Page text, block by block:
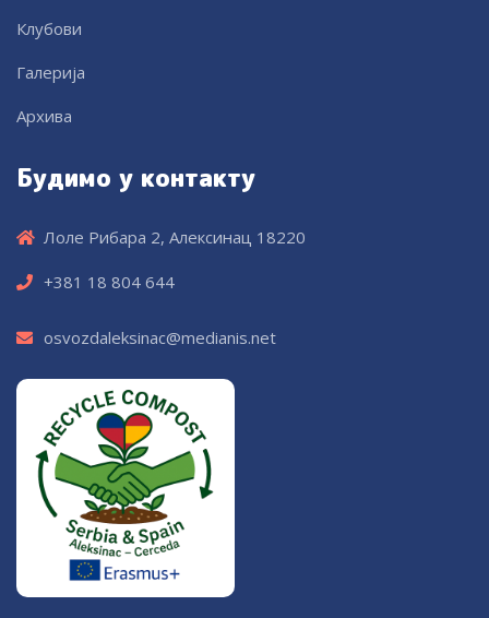
Клубови
Галерија
Архива
Будимо у контакту
Лоле Рибара 2, Алексинац 18220
+381 18 804 644
osvozdaleksinac@medianis.net